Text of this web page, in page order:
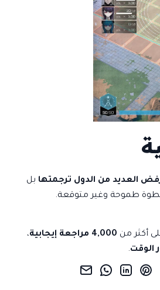
العديد من الدول ترجمتها بل
طموحة وغير متوقعة.
4,000 مراجعة إيجابية
،
الوقت.